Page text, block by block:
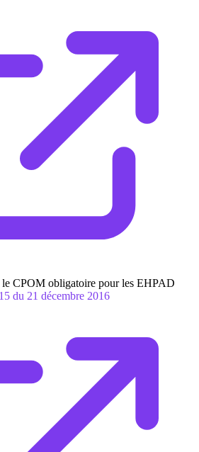
CPOM obligatoire pour les EHPAD
du 21 décembre 2016